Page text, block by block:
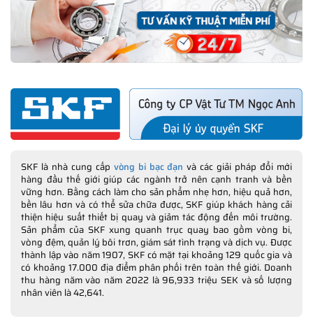
SKF là nhà cung cấp vòng bi bạc đạn và các giải pháp đổi mới
hàng đầu thế giới giúp các ngành trở nên cạnh tranh và bền
vững hơn. Bằng cách làm cho sản phẩm nhẹ hơn, hiệu quả hơn,
bền lâu hơn và có thể sửa chữa được, SKF giúp khách hàng cải
thiện hiệu suất thiết bị quay và giảm tác động đến môi trường.
Sản phẩm của SKF xung quanh trục quay bao gồm vòng bi,
vòng đệm, quản lý bôi trơn, giám sát tình trạng và dịch vụ. Được
thành lập vào năm 1907, SKF có mặt tại khoảng 129 quốc gia và
có khoảng 17.000 địa điểm phân phối trên toàn thế giới. Doanh
thu hàng năm vào năm 2022 là 96,933 triệu SEK và số lượng
nhân viên là 42,641.